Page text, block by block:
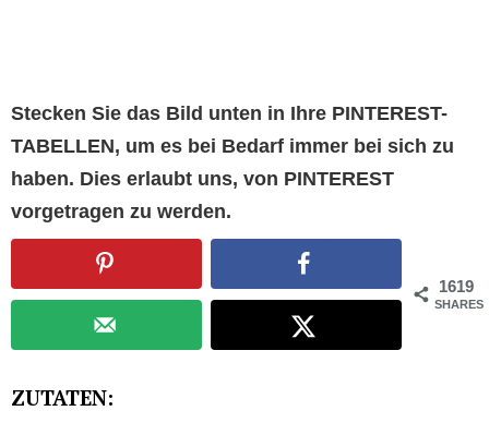
Stecken Sie das Bild unten in Ihre PINTEREST-
TABELLEN, um es bei Bedarf immer bei sich zu
haben. Dies erlaubt uns, von PINTEREST
vorgetragen zu werden.
1619
SHARES
ZUTATEN: